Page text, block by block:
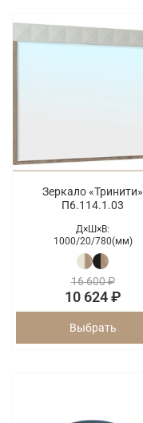
Зеркало «Тринити»
П6.114.1.03
Д×Ш×В:
1000/20/780(мм)
16 600 ₽
10 624 ₽
Выбрать